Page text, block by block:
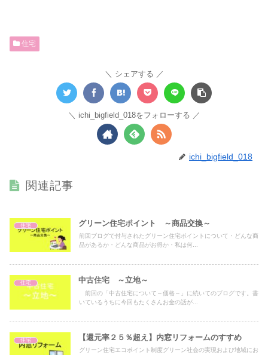
住宅
シェアする
ichi_bigfield_018をフォローする
ichi_bigfield_018
関連記事
住宅 グリーン住宅ポイント ～商品交換～
前回ブログで付与されたグリーン住宅ポイントについて・どんな商
品があるか・どんな商品がお得か・私は何...
住宅 中古住宅 ～立地～
前回の「中古住宅について～価格～」に続いてのブログです。書
いているうちに今回もたくさんお金の話が...
住宅 【還元率２５％超え】内窓リフォームのすすめ
グリーン住宅エコポイント制度グリーン社会の実現および地域にお